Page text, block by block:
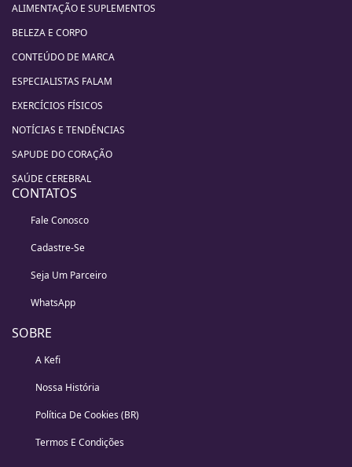
ALIMENTAÇÃO E SUPLEMENTOS
BELEZA E CORPO
CONTEÚDO DE MARCA
ESPECIALISTAS FALAM
EXERCÍCIOS FÍSICOS
NOTÍCIAS E TENDÊNCIAS
SAPUDE DO CORAÇÃO
SAÚDE CEREBRAL
CONTATOS
Fale Conosco
Cadastre-Se
Seja Um Parceiro
WhatsApp
SOBRE
A Kefi
Nossa História
Política De Cookies (BR)
Termos E Condições